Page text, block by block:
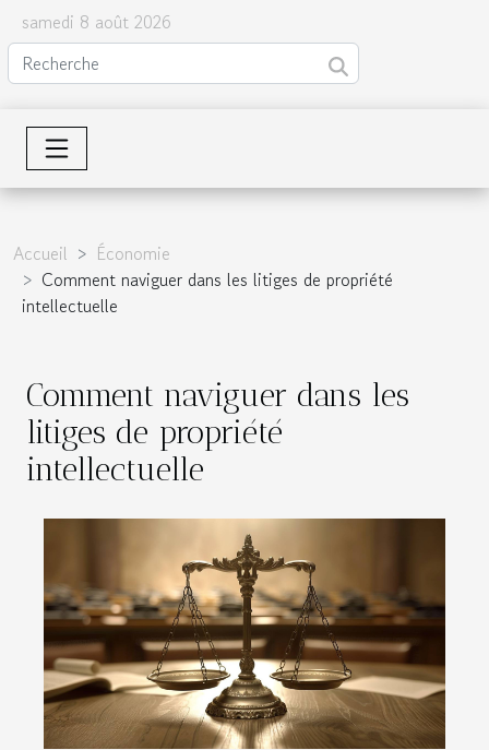
samedi 8 août 2026
Accueil
Économie
Comment naviguer dans les litiges de propriété
intellectuelle
Comment naviguer dans les
litiges de propriété
intellectuelle